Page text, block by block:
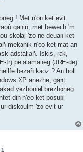
! Met n'on ket evit
ganin, met bewech 'm
skolaj 'zo ne deuan ket
mekanik n'eo ket mat an
adstaliañ. Iskis, rak,
fr) pe alamaneg (JRE-de)
bezañ kaoz ? An holl
XP anezhe, gant
yezhoniel brezhoneg
din n'eo ket posupl
diskoulm 'zo evit ur
1